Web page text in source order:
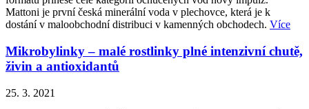
Mattoni je první česká minerální voda v plechovce, která je k
dostání v maloobchodní distribuci v kamenných obchodech. Více
Mikrobylinky – malé rostlinky plné intenzivní chutě,
živin a antioxidantů
25. 3. 2021